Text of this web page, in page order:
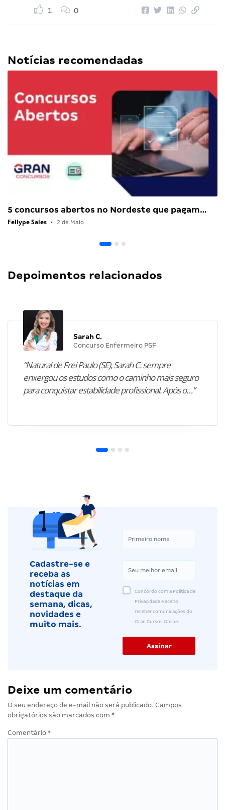
1 0
Notícias recomendadas
5 concursos abertos no Nordeste que pagam…
Fellype Sales • 2 de Maio
Depoimentos relacionados
Sarah C.
Concurso Enfermeiro PSF
“Natural de Frei Paulo (SE), Sarah C. sempre
enxergou os estudos como o caminho mais seguro
para conquistar estabilidade profissional. Após o…”
Cadastre-se e
receba as
notícias em
destaque da
semana, dicas,
novidades e
muito mais.
Concordo com a Política de
Privacidade e aceito
receber comunicações do
Gran Cursos Online.
Deixe um comentário
O seu endereço de e-mail não será publicado. Campos
obrigatórios são marcados com *
Comentário *